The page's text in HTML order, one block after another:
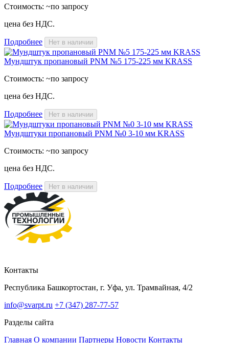
Стоимость: ~по запросу
цена без НДС.
Подробнее Нет в наличии
Мундштук пропановый PNM №5 175-225 мм KRASS
Стоимость: ~по запросу
цена без НДС.
Подробнее Нет в наличии
Мундштуки пропановый PNM №0 3-10 мм KRASS
Стоимость: ~по запросу
цена без НДС.
Подробнее Нет в наличии
Контакты
Республика Башкортостан, г. Уфа, ул. Трамвайная, 4/2
info@svarpt.ru +7 (347) 287-77-57
Разделы сайта
Главная О компании Партнеры Новости Контакты